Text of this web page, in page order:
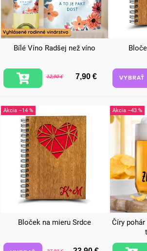
Bílé Víno Radšej než víno
12,90 € 7,90 € VYBRAŤ
–14 %
Bloček na mieru Srdce
–43 %
Číry pohár